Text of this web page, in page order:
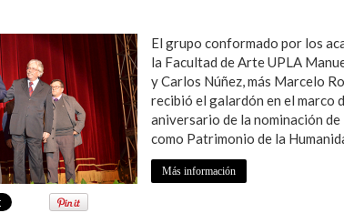
El grupo conformado por los
la Facultad de Arte UPLA
y Carlos Núñez, más Marcelo
recibió el galardón en el marco
aniversario de la nominación de
como Patrimonio de la
Más información